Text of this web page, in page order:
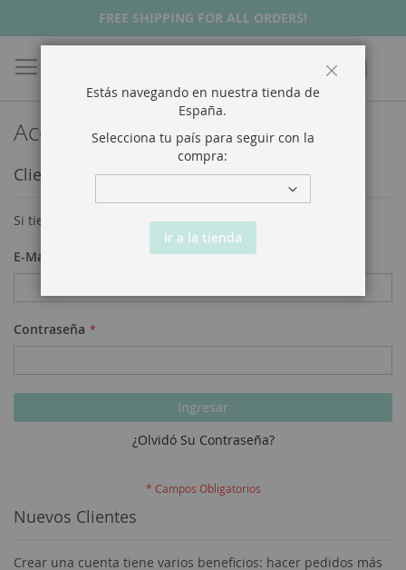
FREE SHIPPING FOR ALL ORDERS!
Buscar
Acceso a Clientes
Clientes Registrados
Si tiene una cuenta, ingrese con su dirección de email.
E-Mail
Contraseña
Ingresar
¿Olvidó Su Contraseña?
Nuevos Clientes
Crear una cuenta tiene varios beneficios: hacer pedidos más
Estás navegando en nuestra tienda de
España.
Selecciona tu país para seguir con la
compra:
Ir a la tienda